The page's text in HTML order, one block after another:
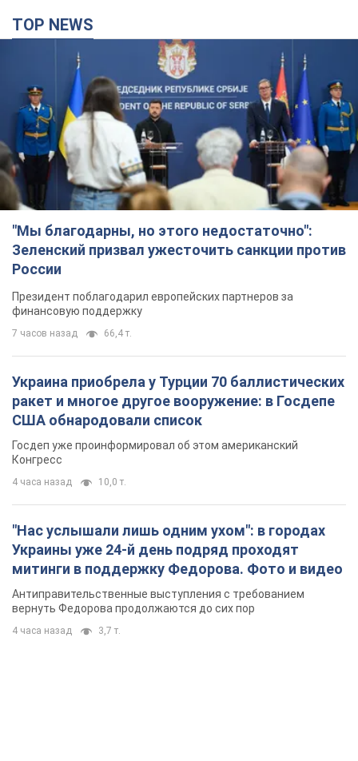
TOP NEWS
"Мы благодарны, но этого недостаточно":
Зеленский призвал ужесточить санкции против
России
Президент поблагодарил европейских партнеров за
финансовую поддержку
7 часов назад 66,4 т.
Украина приобрела у Турции 70 баллистических
ракет и многое другое вооружение: в Госдепе
США обнародовали список
Госдеп уже проинформировал об этом американский
Конгресс
4 часа назад 10,0 т.
"Нас услышали лишь одним ухом": в городах
Украины уже 24-й день подряд проходят
митинги в поддержку Федорова. Фото и видео
Антиправительственные выступления с требованием
вернуть Федорова продолжаются до сих пор
4 часа назад 3,7 т.